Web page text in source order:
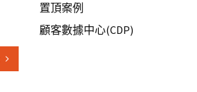
置頂案例
顧客數據中心(CDP)